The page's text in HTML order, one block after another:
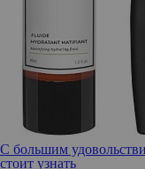
С большим
стоит узнать